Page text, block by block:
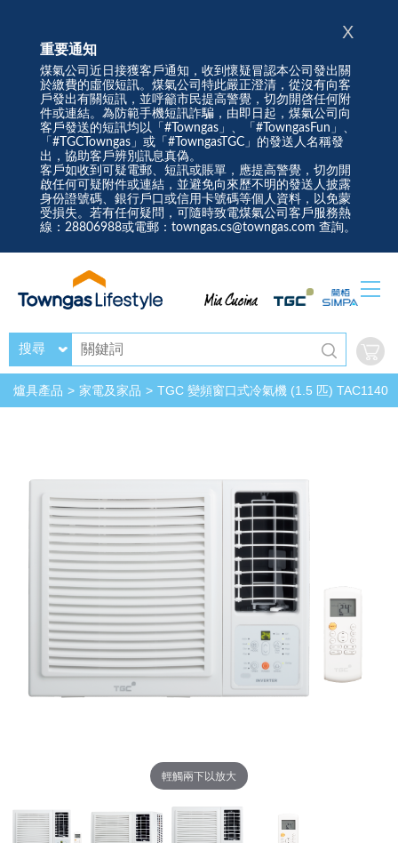
重要通知
煤氣公司近日接獲客戶通知，收到懷疑冒認本公司發出關
於繳費的虛假短訊。煤氣公司特此嚴正澄清，從沒有向客
戶發出有關短訊，並呼籲市民提高警覺，切勿開啓任何附
件或連結。為防範手機短訊詐騙，由即日起，煤氣公司向
客戶發送的短訊均以「#Towngas」、「#TowngasFun」、
「#TGCTowngas」或「#TowngasTGC」的發送人名稱發
出，協助客戶辨別訊息真偽。
客戶如收到可疑電郵、短訊或賬單，應提高警覺，切勿開
啟任何可疑附件或連結，並避免向來歷不明的發送人披露
身份證號碼、銀行戶口或信用卡號碼等個人資料，以免蒙
受損失。若有任何疑問，可隨時致電煤氣公司客戶服務熱
線：28806988或電郵：towngas.cs@towngas.com 查詢。
X
搜尋
爐具產品 家電及家品 TGC 變頻窗口式冷氣機 (1.5 匹) TAC1140
輕觸兩下以放大